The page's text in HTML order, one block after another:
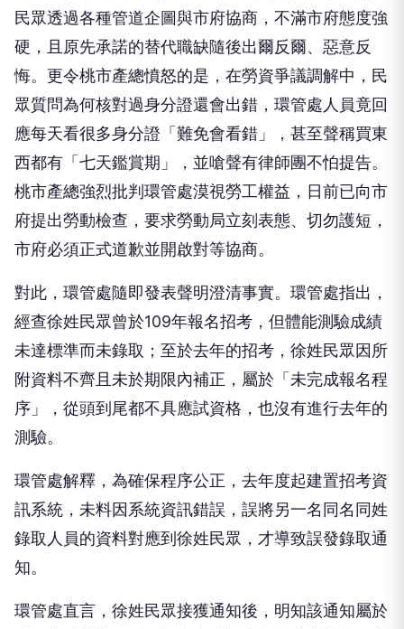
民眾透過各種管道企圖與市府協商，不滿市府態度強
硬，且原先承諾的替代職缺隨後出爾反爾、惡意反
悔。更令桃市產總憤怒的是，在勞資爭議調解中，民
眾質問為何核對過身分證還會出錯，環管處人員竟回
應每天看很多身分證「難免會看錯」，甚至聲稱買東
西都有「七天鑑賞期」，並嗆聲有律師團不怕提告。
桃市產總強烈批判環管處漠視勞工權益，日前已向市
府提出勞動檢查，要求勞動局立刻表態、切勿護短，
市府必須正式道歉並開啟對等協商。
對此，環管處隨即發表聲明澄清事實。環管處指出，
經查徐姓民眾曾於109年報名招考，但體能測驗成績
未達標準而未錄取；至於去年的招考，徐姓民眾因所
附資料不齊且未於期限內補正，屬於「未完成報名程
序」，從頭到尾都不具應試資格，也沒有進行去年的
測驗。
環管處解釋，為確保程序公正，去年度起建置招考資
訊系統，未料因系統資訊錯誤，誤將另一名同名同姓
錄取人員的資料對應到徐姓民眾，才導致誤發錄取通
知。
環管處直言，徐姓民眾接獲通知後，明知該通知屬於